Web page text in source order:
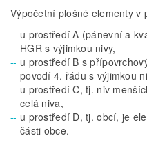
Výpočetní plošné elementy v
u prostředí A (pánevní a
HGR s výjimkou nivy,
u prostředí B s
povodí 4. řádu s výjimkou
u prostředí C, tj. niv
celá niva,
u prostředí D, tj. obcí, je
části obce.